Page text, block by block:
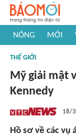
NÓNG MỚI
#Khám phá thế giới
THẾ GIỚI
Mỹ giải mật
Kennedy
18/
Hồ sơ về các vụ